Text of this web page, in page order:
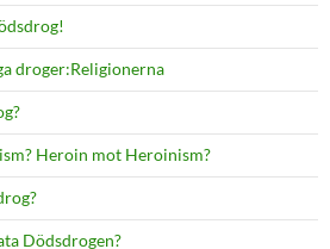
droger:Religionerna
Heroin mot Heroinism?
Dödsdrogen?